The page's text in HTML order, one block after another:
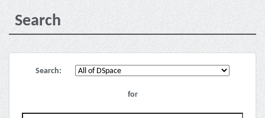
Search
Search:
for